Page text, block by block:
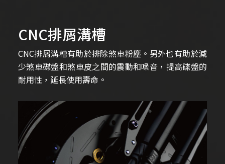
CNC排屑溝槽
CNC排屑溝槽有助於排除煞車粉塵。另外也有助於減
少煞車碟盤和煞車皮之間的震動和噪音，提高碟盤的
耐用性，延長使用壽命。